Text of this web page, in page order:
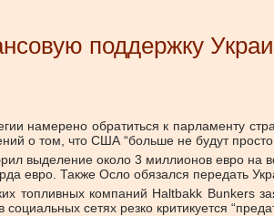
поддержку
намерено обратиться к парламенту
о том, что США “больше не будут просто
выделение около 3 миллионов евро
евро. Также Осло обязался передать
топливных компаний Haltbakk Bunkers
сетях резко критикуется